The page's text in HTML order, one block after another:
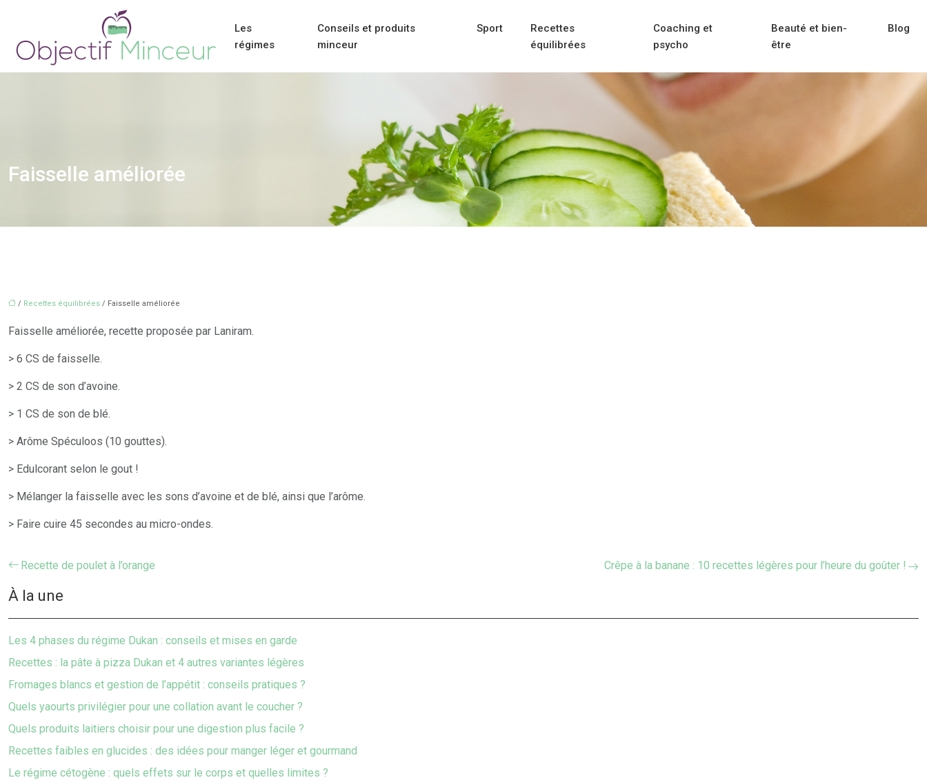
Les
régimes
Conseils et produits
minceur
Sport
Recettes
équilibrées
Coaching et
psycho
Beauté et bien-
être
Blog
Faisselle améliorée
/ Recettes équilibrées / Faisselle améliorée
Faisselle améliorée, recette proposée par Laniram.
> 6 CS de faisselle.
> 2 CS de son d’avoine.
> 1 CS de son de blé.
> Arôme Spéculoos (10 gouttes).
> Edulcorant selon le gout !
> Mélanger la faisselle avec les sons d’avoine et de blé, ainsi que l’arôme.
> Faire cuire 45 secondes au micro-ondes.
Recette de poulet à l’orange Crêpe à la banane : 10 recettes légères pour l’heure du goûter !
À la une
Les 4 phases du régime Dukan : conseils et mises en garde
Recettes : la pâte à pizza Dukan et 4 autres variantes légères
Fromages blancs et gestion de l’appétit : conseils pratiques ?
Quels yaourts privilégier pour une collation avant le coucher ?
Quels produits laitiers choisir pour une digestion plus facile ?
Recettes faibles en glucides : des idées pour manger léger et gourmand
Le régime cétogène : quels effets sur le corps et quelles limites ?